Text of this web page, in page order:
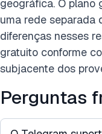
geográfica. O plano
uma rede separada
diferenças nesses
gratuito conforme
subjacente dos
Perguntas